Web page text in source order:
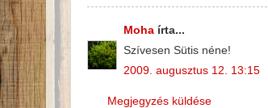
Moha írta...
Szívesen Sütis néne!
2009. augusztus 12. 13:15
Megjegyzés küldése